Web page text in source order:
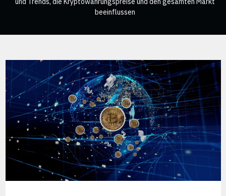
beeinflussen